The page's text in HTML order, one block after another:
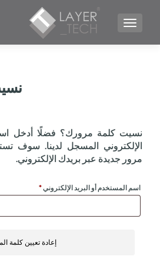
TOGGLE NAVIGATION
نسيت كلمة مرورك؟ فضلًا أدخل
الإلكتروني المسجل لدينا. سوف
مرور جديدة عبر بريدك الإلكتروني.
اسم المستخدم أو البريد الإلكتروني*مطلوبة
إعادة تعيين كلمة